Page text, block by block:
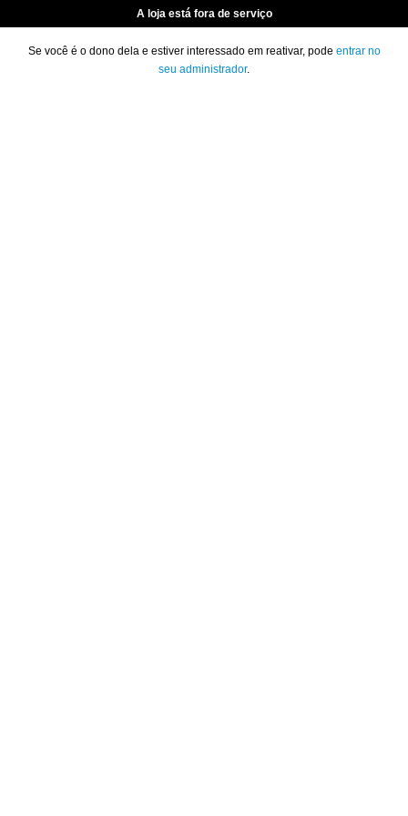
A loja está fora de serviço
Se você é o dono dela e estiver interessado em reativar, pode entrar no
seu administrador.